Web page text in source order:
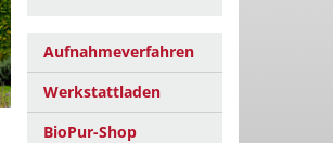
Aufnahmeverfahren
Werkstattladen
BioPur-Shop